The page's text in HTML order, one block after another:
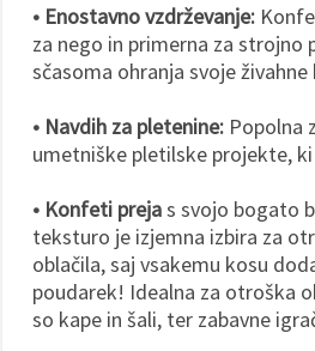
• Enostavno vzdrževanje:
za nego in primerna za strojno
sčasoma ohranja svoje živahne
• Navdih za pletenine: Popolna
umetniške pletilske projekte,
• Konfeti prejas svojo bogato
teksturo je izjemna izbira za
oblačila, saj vsakemu kosu
poudarek! Idealna za otroška
so kape in šali, ter zabavne